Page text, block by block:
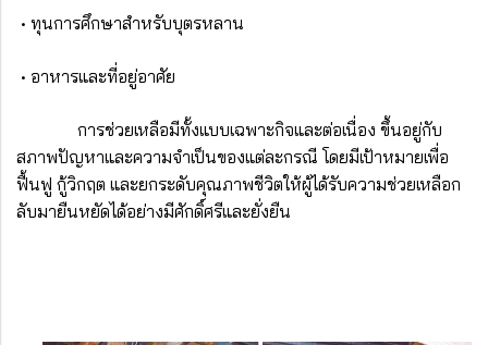
• ทุนการศึกษาสำหรับบุตรหลาน
• อาหารและที่อยู่อาศัย
การช่วยเหลือมีทั้งแบบเฉพาะกิจและต่อเนื่อง ขึ้นอยู่กับ
สภาพปัญหาและความจำเป็นของแต่ละกรณี โดยมีเป้าหมายเพื่อ
ฟื้นฟู กู้วิกฤต และยกระดับคุณภาพชีวิตให้ผู้ได้รับความช่วยเหลือก
ลับมายืนหยัดได้อย่างมีศักดิ์ศรีและยั่งยืน